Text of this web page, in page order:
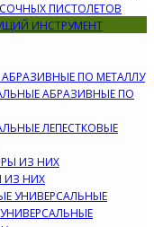
ПИСТОЛЕТОВ
ИНСТРУМЕНТ
ПО МЕТАЛЛУ
АБРАЗИВНЫЕ ПО
ЛЕПЕСТКОВЫЕ
ИЗ НИХ